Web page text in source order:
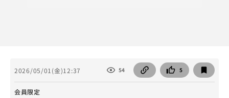
2026/05/01(金)12:37 54 5
会員限定